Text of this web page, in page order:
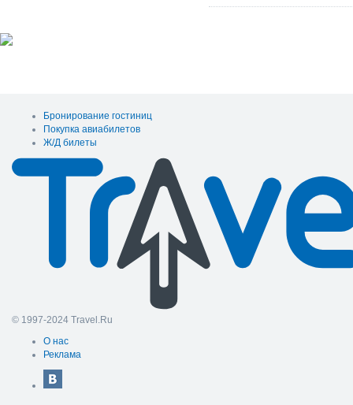
Бронирование гостиниц
Покупка авиабилетов
Ж/Д билеты
© 1997-2024 Travel.Ru
О нас
Реклама